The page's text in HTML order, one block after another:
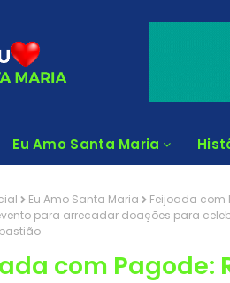
Eu Amo Santa Maria
Eu Amo Santa Maria
Feijoada com
para arrecadar doações para
com Pagode: